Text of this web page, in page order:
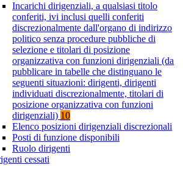
Incarichi dirigenziali, a qualsiasi titolo
conferiti, ivi inclusi quelli conferiti
discrezionalmente dall'organo di indirizzo
politico senza procedure pubbliche di
selezione e titolari di posizione
organizzativa con funzioni dirigenziali (da
pubblicare in tabelle che distinguano le
seguenti situazioni: dirigenti, dirigenti
individuati discrezionalmente, titolari di
posizione organizzativa con funzioni
dirigenziali) 10
Elenco posizioni dirigenziali discrezionali
Posti di funzione disponibili
Ruolo dirigenti
cessati